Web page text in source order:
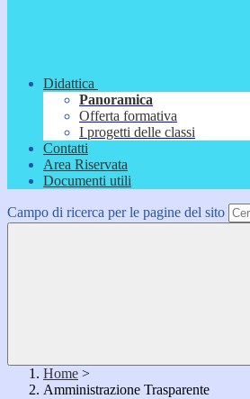
Didattica
Panoramica
Offerta formativa
I progetti delle classi
Contatti
Area Riservata
Documenti utili
Campo di ricerca per le pagine del sito
Home >
Amministrazione Trasparente